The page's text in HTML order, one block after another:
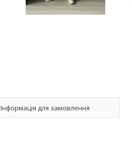
Інформація для замовлення